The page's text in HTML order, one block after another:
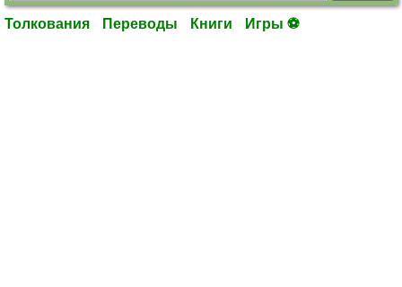
Толкования Переводы Книги Игры ⚽